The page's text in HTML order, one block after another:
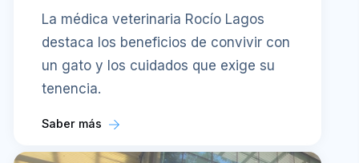
La médica veterinaria Rocío Lagos
destaca los beneficios de convivir con
un gato y los cuidados que exige su
tenencia.
Saber más